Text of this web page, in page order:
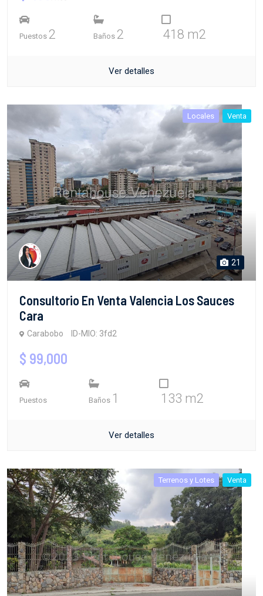
Puestos 2 Baños 2 418 m2
Ver detalles
Locales Venta
21
Consultorio En Venta Valencia Los Sauces
Cara
Carabobo ID-MIO: 3fd2
$ 99,000
Puestos Baños 1 133 m2
Ver detalles
Terrenos y Lotes Venta